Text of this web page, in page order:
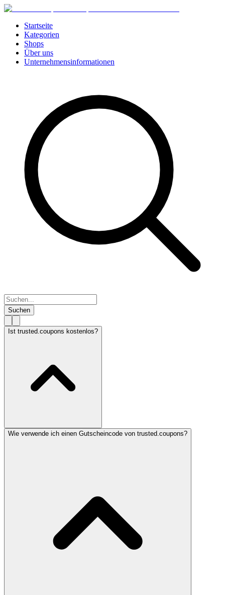
Startseite
Kategorien
Shops
Über uns
Unternehmensinformationen
Suchen
Ist trusted.coupons kostenlos?
Wie verwende ich einen Gutscheincode von trusted.coupons?